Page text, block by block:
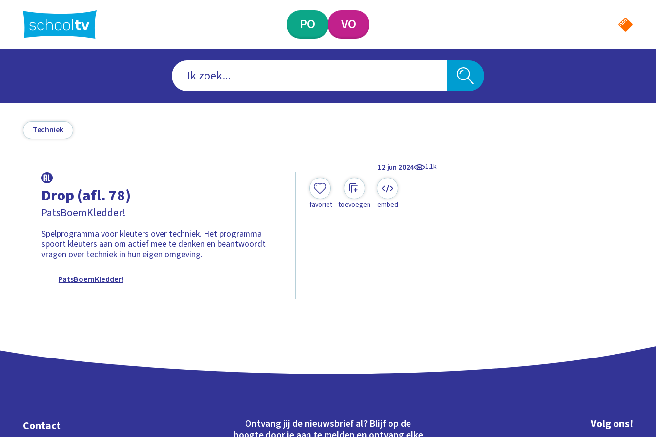
hoofdinhoud
PO VO
Techniek
12 jun 2024 1.1k
Drop (afl. 78)
PatsBoemKledder!
Spelprogramma voor kleuters over techniek. Het programma
spoort kleuters aan om actief mee te denken en beantwoordt
vragen over techniek in hun eigen omgeving.
PatsBoemKledder!
favoriet toevoegen embed
Contact
Ontvang jij de nieuwsbrief al? Blijf op de
Volg ons!